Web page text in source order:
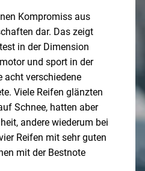
Kompromiss aus
dar. Das zeigt
in der Dimension
und sport in der
acht verschiedene
Viele Reifen glänzten
Schnee, hatten aber
andere wiederum bei
Reifen mit sehr guten
mit der Bestnote